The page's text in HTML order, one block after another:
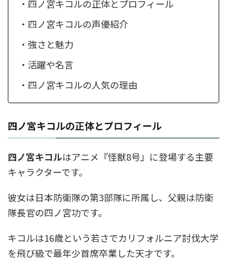
・四ノ宮キコルの正体とプロフィール
・四ノ宮キコルの声優紹介
・強さと魅力
・活躍や名言
・四ノ宮キコルの人気の理由
四ノ宮キコルの正体とプロフィール
四ノ宮キコルはアニメ『怪獣8号』に登場する主要
キャラクターです。
彼女は日本防衛隊の第3部隊に所属し、父親は防衛
隊長官の四ノ宮功です。
キコルは16歳という若さでカリフォルニア討伐大学
を飛び級で最年少首席卒業した天才です。